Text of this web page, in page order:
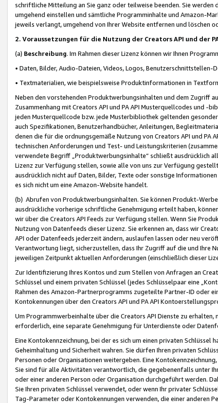
schriftliche Mitteilung an Sie ganz oder teilweise beenden. Sie werden
umgehend einstellen und sämtliche Programminhalte und Amazon-
jeweils verlangt, umgehend von Ihrer Website entfernen und löschen
2. Voraussetzungen für die Nutzung der Creators API und der
(a) Beschreibung. Im Rahmen dieser Lizenz können wir Ihnen
• Daten, Bilder, Audio-Dateien, Videos, Logos, Benutzerschnittstellen-
• Textmaterialien, wie beispielsweise Produktinformationen in
Neben den vorstehenden Produktwerbungsinhalten und dem Zugriff
Zusammenhang mit Creators API und PA API Musterquellcodes und
jeden Musterquellcode bzw. jede Musterbibliothek geltenden
auch Spezifikationen, Benutzerhandbücher, Anleitungen,
denen die für die ordnungsgemäße Nutzung von Creators API und PA
technischen Anforderungen und Test- und Leistungskriterien
verwendete Begriff „Produktwerbungsinhalte“ schließt ausdrücklich
Lizenz zur Verfügung stellen, sowie alle von uns zur Verfügung
ausdrücklich nicht auf Daten, Bilder, Texte oder sonstige
es sich nicht um eine Amazon-Website handelt.
(b) Abrufen von Produktwerbungsinhalten. Sie können Produkt-
ausdrückliche vorherige schriftliche Genehmigung erteilt haben,
wir über die Creators API Feeds zur Verfügung stellen. Wenn Sie
Nutzung von Datenfeeds dieser Lizenz. Sie erkennen an, dass wir
API oder Datenfeeds jederzeit ändern, auslaufen lassen oder neu
Verantwortung liegt, sicherzustellen, dass Ihr Zugriff auf die und Ihre
jeweiligen Zeitpunkt aktuellen Anforderungen (einschließlich dieser
Zur Identifizierung Ihres Kontos und zum Stellen von Anfragen an
Schlüssel und einem privaten Schlüssel (jedes Schlüsselpaar eine
Rahmen des Amazon-Partnerprogramms zugeteilte Partner-ID oder
Kontokennungen über den Creators API und PA API
Um Programmwerbeinhalte über die Creators API Dienste zu
erforderlich, eine separate Genehmigung für Unterdienste oder
Eine Kontokennzeichnung, bei der es sich um einen privaten
Geheimhaltung und Sicherheit wahren. Sie dürfen Ihren privaten
Personen oder Organisationen weitergeben. Eine
Sie sind für alle Aktivitäten verantwortlich, die gegebenenfalls unter
oder einer anderen Person oder Organisation durchgeführt werden.
Sie Ihren privaten Schlüssel verwendet, oder wenn Ihr privater
Tag-Parameter oder Kontokennungen verwenden, die einer anderen